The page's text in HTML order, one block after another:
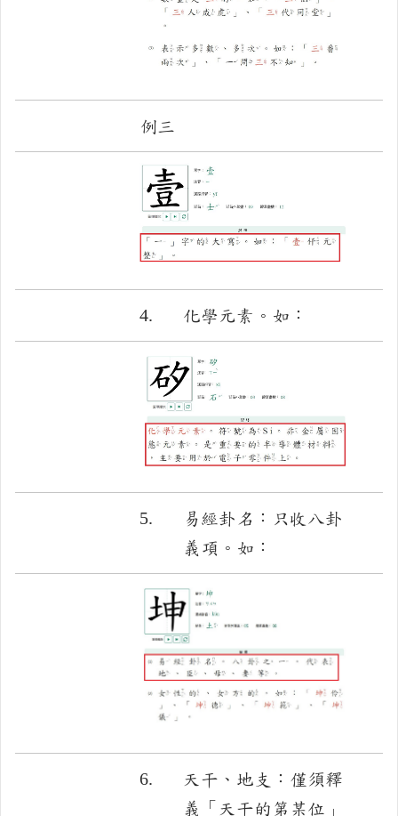
例三
4. 化學元素。如：
5.
易經卦名：只收八卦
義項。如：
6.
天干、地支：僅須釋
義「天干的第某位」